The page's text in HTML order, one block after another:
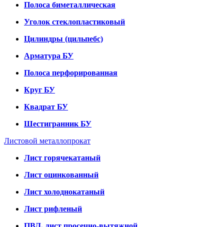
Полоса биметаллическая
Уголок стеклопластиковый
Цилиндры (цильпебс)
Арматура БУ
Полоса перфорированная
Круг БУ
Квадрат БУ
Шестигранник БУ
Листовой металлопрокат
Лист горячекатаный
Лист оцинкованный
Лист холоднокатаный
Лист рифленый